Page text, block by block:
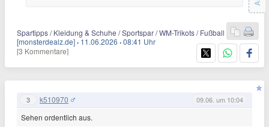
Spartipps / Kleidung & Schuhe / Sportspar / WM-Trikots / Fußball
[monsterdealz.de] · 11.06.2026 ·08:41 Uhr
[3 Kommentare]
3 k510970 09.06. um 10:04
Sehen ordentlich aus.